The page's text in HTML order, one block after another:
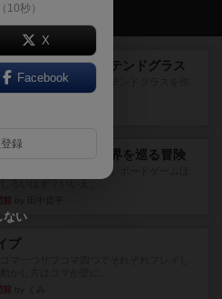
新しい投稿
ル：シントラのステンドグラス
なアズールシリーズ。ステンドグラスを作
きます✨1部より自由...
ペディション：世界を巡る冒険
ー氏の不朽の名作。新しいボードゲームほ
プ
前
10秒）
X
Facebook
録
ない